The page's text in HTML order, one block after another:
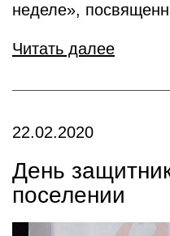
неделе»,
Читать далее
22.02.2020
День
поселении